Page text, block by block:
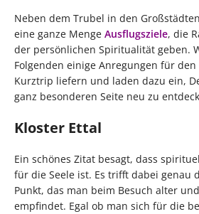
Neben dem Trubel in den
eine ganze Menge Ausflugsziele, die
der persönlichen Spiritualität geben.
Folgenden einige Anregungen für
Kurztrip liefern und laden dazu ein,
ganz besonderen Seite neu zu
Kloster Ettal
Ein schönes Zitat besagt, dass
für die Seele ist. Es trifft dabei genau
Punkt, das man beim Besuch alter
empfindet. Egal ob man sich für die